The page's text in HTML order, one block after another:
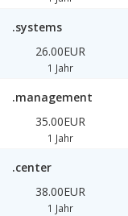
.systems
26.00EUR
1 Jahr
.management
35.00EUR
1 Jahr
.center
38.00EUR
1 Jahr